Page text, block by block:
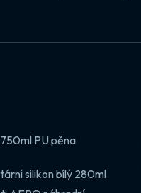
PU pěna
silikon bílý 280ml